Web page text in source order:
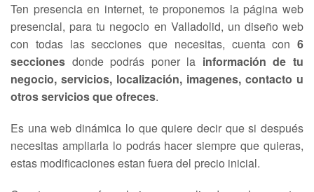
Ten presencia en internet, te proponemos la página web
presencial, para tu negocio en Valladolid, un diseño web
con todas las secciones que necesitas, cuenta con 6
secciones donde podrás poner la información de tu
negocio, servicios, localización, imagenes, contacto u
otros servicios que ofreces.
Es una web dinámica lo que quiere decir que si después
necesitas ampliarla lo podrás hacer siempre que quieras,
estas modificaciones estan fuera del precio inicial.